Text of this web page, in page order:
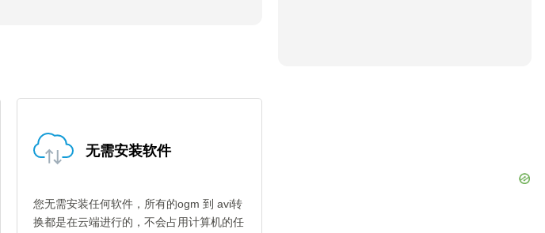
无需安装软件
您无需安装任何软件，所有的ogm 到 avi转
换都是在云端进行的，不会占用计算机的任